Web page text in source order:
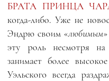
БРАТА ПРИНЦА
когда-либо. Уже не
Эндрю своим «любимым
эту роль несмотря
занимает более
Уэльского всегда